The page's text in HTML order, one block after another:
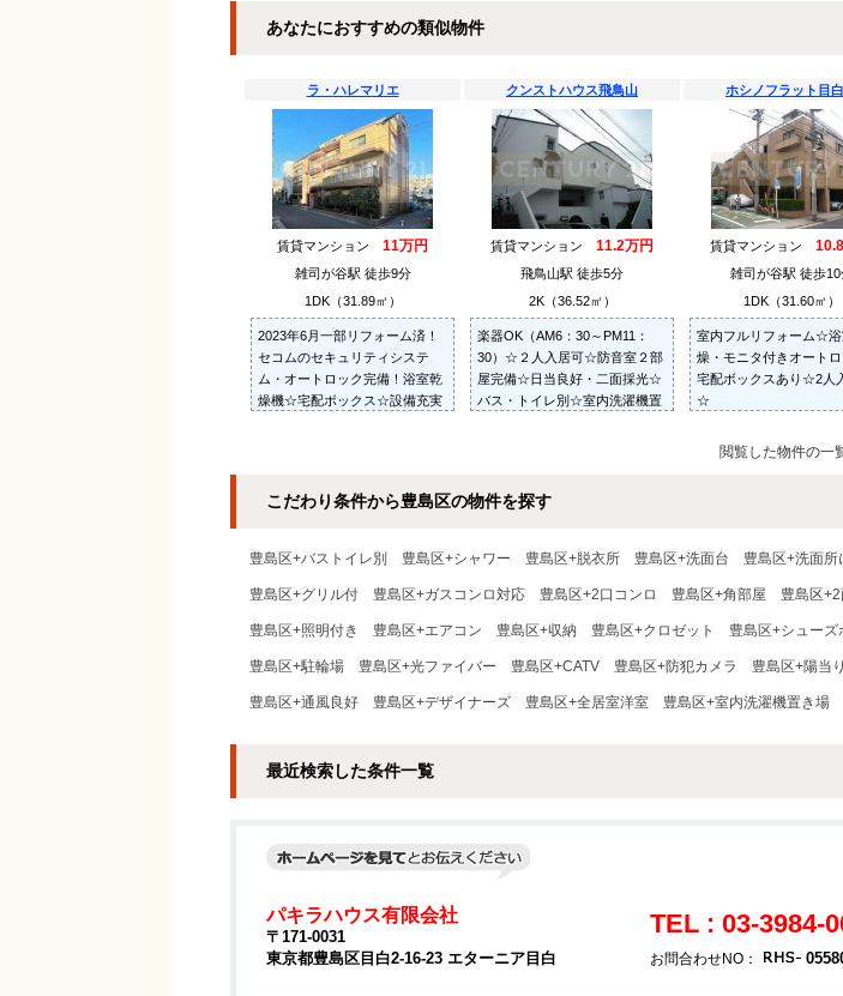
あなたにおすすめの類似物件
ラ・ハレマリエ
賃貸マンション 11万円
雑司が谷駅 徒歩9分
1DK（31.89㎡）
2023年6月一部リフォーム済！
セコムのセキュリティシステ
ム・オートロック完備！浴室乾
燥機☆宅配ボックス☆設備充実
クンストハウス飛鳥山
賃貸マンション 11.2万円
飛鳥山駅 徒歩5分
2K（36.52㎡）
楽器OK（AM6：30～PM11：
30）☆２人入居可☆防音室２部
屋完備☆日当良好・二面採光☆
バス・トイレ別☆室内洗濯機置
ホシノフラット目
賃貸マンション
雑司が谷駅 徒歩10
1DK（31.60㎡）
室内フルリフォーム☆
燥・モニタ付きオートロ
宅配ボックスあり☆2人
☆
閲覧した物件の一
こだわり条件から豊島区の物件を探す
豊島区+バストイレ別 豊島区+シャワー 豊島区+脱衣所 豊島区+洗面台 豊島区+洗面所
豊島区+グリル付 豊島区+ガスコンロ対応 豊島区+2口コンロ 豊島区+角部屋 豊島区
豊島区+照明付き 豊島区+エアコン 豊島区+収納 豊島区+クロゼット 豊島区+シューズ
豊島区+駐輪場 豊島区+光ファイバー 豊島区+CATV 豊島区+防犯カメラ 豊島区+陽当
豊島区+通風良好 豊島区+デザイナーズ 豊島区+全居室洋室 豊島区+室内洗濯機置き場
最近検索した条件一覧
パキラハウス有限会社
〒171-0031
東京都豊島区目白2-16-23 エターニア目白
TEL : 03-3984-
お問合わせNO：